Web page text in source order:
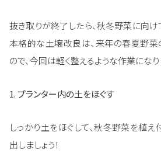
抜き取りが終了したら、秋冬野菜に向け
本格的な土壌改良は、来年の春夏野
ので、今回は軽く整えるような作業になり
1. プランター内の土をほぐす
しっかり土をほぐして、秋冬野菜を植
出しましょう！